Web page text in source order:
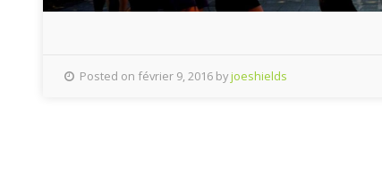
Posted on février 9, 2016 byjoeshields